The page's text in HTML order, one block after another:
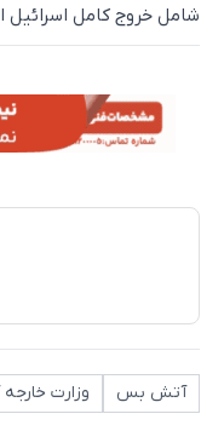
شامل خروج کامل اسرائیل
آتش بس وزارت خارجه